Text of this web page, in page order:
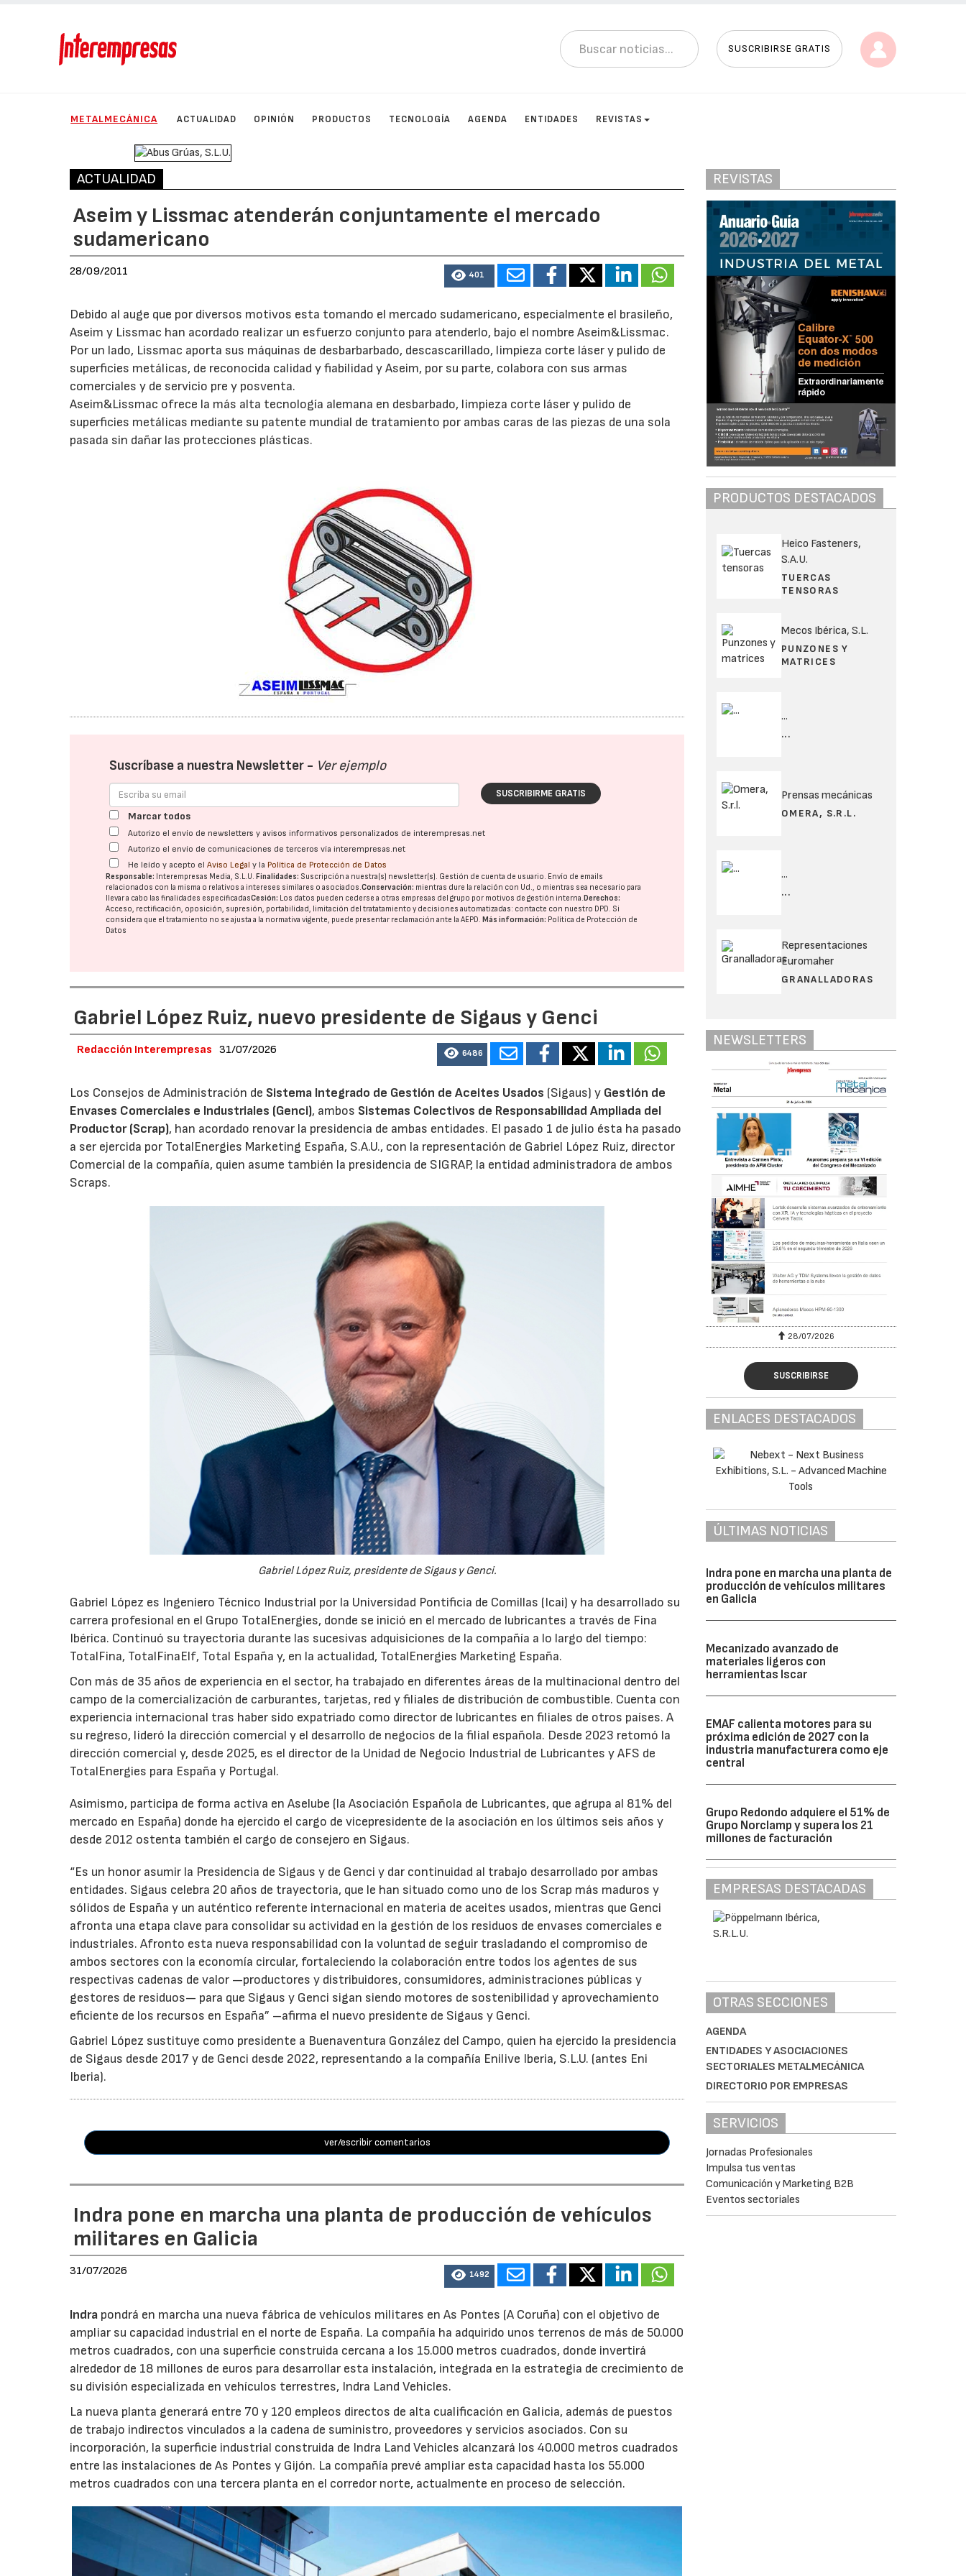
SUSCRIBIRSE GRATIS
METALMECÁNICA ACTUALIDAD OPINIÓN PRODUCTOS TECNOLOGÍA AGENDA ENTIDADES REVISTAS
ACTUALIDAD
Aseim y Lissmac atenderán conjuntamente el mercado
sudamericano
28/09/2011 401
Debido al auge que por diversos motivos esta tomando el mercado sudamericano, especialmente el brasileño,
Aseim y Lissmac han acordado realizar un esfuerzo conjunto para atenderlo, bajo el nombre Aseim&Lissmac.
Por un lado, Lissmac aporta sus máquinas de desbarbarbado, descascarillado, limpieza corte láser y pulido de
superficies metálicas, de reconocida calidad y fiabilidad y Aseim, por su parte, colabora con sus armas
comerciales y de servicio pre y posventa.
Aseim&Lissmac ofrece la más alta tecnología alemana en desbarbado, limpieza corte láser y pulido de
superficies metálicas mediante su patente mundial de tratamiento por ambas caras de las piezas de una sola
pasada sin dañar las protecciones plásticas.
Suscríbase a nuestra Newsletter - Ver ejemplo
SUSCRIBIRME GRATIS
Marcar todos
Autorizo el envío de newsletters y avisos informativos personalizados de interempresas.net
Autorizo el envío de comunicaciones de terceros vía interempresas.net
He leído y acepto elAviso Legal y la Política de Protección de Datos
Responsable: Interempresas Media, S.L.U.Finalidades: Suscripción a nuestra(s) newsletter(s). Gestión de cuenta de usuario. Envío de emails
relacionados con la misma o relativos a intereses similares o asociados.Conservación: mientras dure la relación con Ud., o mientras sea necesario para
llevar a cabo las finalidades especificadasCesión: Los datos pueden cederse a otras empresas del grupo por motivos de gestión interna.Derechos:
Acceso, rectificación, oposición, supresión, portabilidad, limitación del tratatamiento y decisiones automatizadas: contacte con nuestro DPD. Si
considera que el tratamiento no se ajusta a la normativa vigente, puede presentar reclamación ante laAEPD.Más información: Política de Protección de
Datos
Gabriel López Ruiz, nuevo presidente de Sigaus y Genci
Redacción Interempresas 31/07/2026 6486
Los Consejos de Administración de Sistema Integrado de Gestión de Aceites Usados (Sigaus) y Gestión de
Envases Comerciales e Industriales (Genci), ambos Sistemas Colectivos de Responsabilidad Ampliada del
Productor (Scrap), han acordado renovar la presidencia de ambas entidades. El pasado 1 de julio ésta ha pasado
a ser ejercida por TotalEnergies Marketing España, S.A.U., con la representación de Gabriel López Ruiz, director
Comercial de la compañía, quien asume también la presidencia de SIGRAP, la entidad administradora de ambos
Scraps.
Gabriel López Ruiz, presidente de Sigaus y Genci.
Gabriel López es Ingeniero Técnico Industrial por la Universidad Pontificia de Comillas (Icai) y ha desarrollado su
carrera profesional en el Grupo TotalEnergies, donde se inició en el mercado de lubricantes a través de Fina
Ibérica. Continuó su trayectoria durante las sucesivas adquisiciones de la compañía a lo largo del tiempo:
TotalFina, TotalFinaElf, Total España y, en la actualidad, TotalEnergies Marketing España.
Con más de 35 años de experiencia en el sector, ha trabajado en diferentes áreas de la multinacional dentro del
campo de la comercialización de carburantes, tarjetas, red y filiales de distribución de combustible. Cuenta con
experiencia internacional tras haber sido expatriado como director de lubricantes en filiales de otros países. A
su regreso, lideró la dirección comercial y el desarrollo de negocios de la filial española. Desde 2023 retomó la
dirección comercial y, desde 2025, es el director de la Unidad de Negocio Industrial de Lubricantes y AFS de
TotalEnergies para España y Portugal.
Asimismo, participa de forma activa en Aselube (la Asociación Española de Lubricantes, que agrupa al 81% del
mercado en España) donde ha ejercido el cargo de vicepresidente de la asociación en los últimos seis años y
desde 2012 ostenta también el cargo de consejero en Sigaus.
“Es un honor asumir la Presidencia de Sigaus y de Genci y dar continuidad al trabajo desarrollado por ambas
entidades. Sigaus celebra 20 años de trayectoria, que le han situado como uno de los Scrap más maduros y
sólidos de España y un auténtico referente internacional en materia de aceites usados, mientras que Genci
afronta una etapa clave para consolidar su actividad en la gestión de los residuos de envases comerciales e
industriales. Afronto esta nueva responsabilidad con la voluntad de seguir trasladando el compromiso de
ambos sectores con la economía circular, fortaleciendo la colaboración entre todos los agentes de sus
respectivas cadenas de valor —productores y distribuidores, consumidores, administraciones públicas y
gestores de residuos— para que Sigaus y Genci sigan siendo motores de sostenibilidad y aprovechamiento
eficiente de los recursos en España” –afirma el nuevo presidente de Sigaus y Genci.
Gabriel López sustituye como presidente a Buenaventura González del Campo, quien ha ejercido la presidencia
de Sigaus desde 2017 y de Genci desde 2022, representando a la compañía Enilive Iberia, S.L.U. (antes Eni
Iberia).
ver/escribir comentarios
Indra pone en marcha una planta de producción de vehículos
militares en Galicia
31/07/2026 1492
Indra pondrá en marcha una nueva fábrica de vehículos militares en As Pontes (A Coruña) con el objetivo de
ampliar su capacidad industrial en el norte de España. La compañía ha adquirido unos terrenos de más de 50.000
metros cuadrados, con una superficie construida cercana a los 15.000 metros cuadrados, donde invertirá
alrededor de 18 millones de euros para desarrollar esta instalación, integrada en la estrategia de crecimiento de
su división especializada en vehículos terrestres, Indra Land Vehicles.
La nueva planta generará entre 70 y 120 empleos directos de alta cualificación en Galicia, además de puestos
de trabajo indirectos vinculados a la cadena de suministro, proveedores y servicios asociados. Con su
incorporación, la superficie industrial construida de Indra Land Vehicles alcanzará los 40.000 metros cuadrados
entre las instalaciones de As Pontes y Gijón. La compañía prevé ampliar esta capacidad hasta los 55.000
metros cuadrados con una tercera planta en el corredor norte, actualmente en proceso de selección.
REVISTAS
PRODUCTOS DESTACADOS
Heico Fasteners,
S.A.U.
TUERCAS
TENSORAS
Mecos Ibérica, S.L.
PUNZONES Y
MATRICES
...
...
Prensas mecánicas
OMERA, S.R.L.
...
...
Representaciones
Euromaher
GRANALLADORAS
NEWSLETTERS
28/07/2026 28/07/2026
SUSCRIBIRSE
ENLACES DESTACADOS
ÚLTIMAS NOTICIAS
Indra pone en marcha una planta de
producción de vehículos militares
en Galicia
Mecanizado avanzado de
materiales ligeros con
herramientas Iscar
EMAF calienta motores para su
próxima edición de 2027 con la
industria manufacturera como eje
central
Grupo Redondo adquiere el 51% de
Grupo Norclamp y supera los 21
millones de facturación
EMPRESAS DESTACADAS
OTRAS SECCIONES
AGENDA
ENTIDADES Y ASOCIACIONES
SECTORIALES METALMECÁNICA
DIRECTORIO POR EMPRESAS
SERVICIOS
Jornadas Profesionales
Impulsa tus ventas
Comunicación y Marketing B2B
Eventos sectoriales